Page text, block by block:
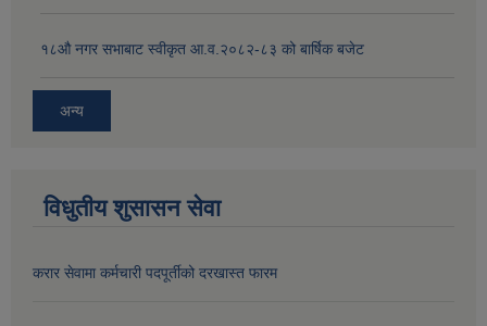
१८‍औ नगर सभाबाट स्वीकृत आ.व.२०८२-८३ को बार्षिक बजेट
अन्य
विधुतीय शुसासन सेवा
करार सेवामा कर्मचारी पदपूर्तीको दरखास्त फारम